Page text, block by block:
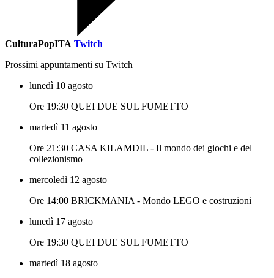
CulturaPopITA Twitch
Prossimi appuntamenti su Twitch
lunedì 10 agosto
Ore 19:30 QUEI DUE SUL FUMETTO
martedì 11 agosto
Ore 21:30 CASA KILAMDIL - Il mondo dei giochi e del
collezionismo
mercoledì 12 agosto
Ore 14:00 BRICKMANIA - Mondo LEGO e costruzioni
lunedì 17 agosto
Ore 19:30 QUEI DUE SUL FUMETTO
martedì 18 agosto